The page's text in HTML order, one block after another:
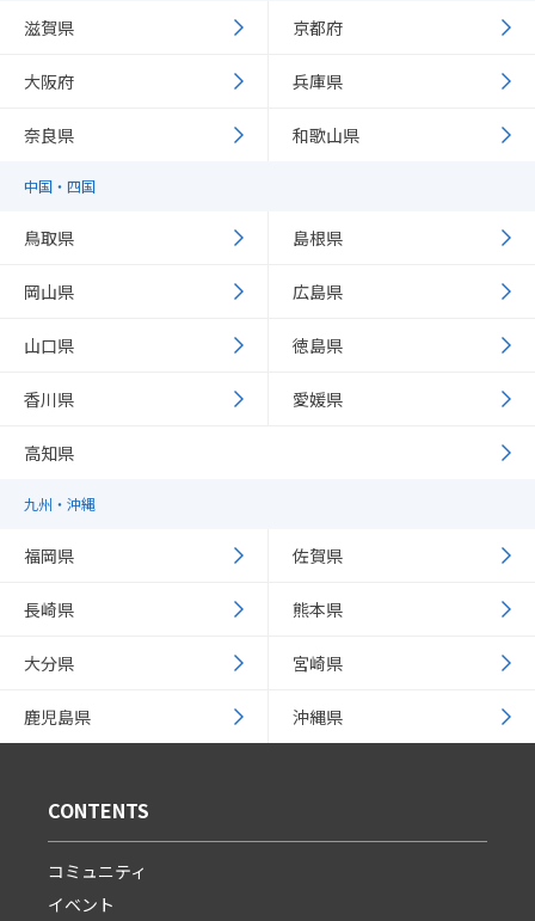
滋賀県 京都府
大阪府 兵庫県
奈良県 和歌山県
中国・四国
鳥取県 島根県
岡山県 広島県
山口県 徳島県
香川県 愛媛県
高知県
九州・沖縄
福岡県 佐賀県
長崎県 熊本県
大分県 宮崎県
鹿児島県 沖縄県
CONTENTS
コミュニティ
イベント